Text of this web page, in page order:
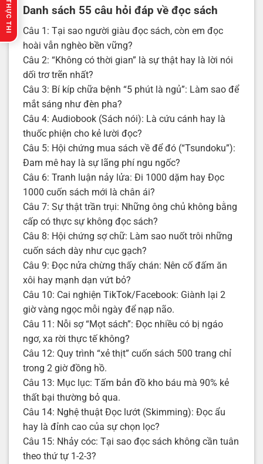
Danh sách 55 câu hỏi đáp về đọc sách
Câu 1: Tại sao người giàu đọc sách, còn em đọc
hoài vẫn nghèo bền vững?
Câu 2: “Không có thời gian” là sự thật hay là lời nói
dối trơ trẽn nhất?
Câu 3: Bí kíp chữa bệnh “5 phút là ngủ”: Làm sao để
mắt sáng như đèn pha?
Câu 4: Audiobook (Sách nói): Là cứu cánh hay là
thuốc phiện cho kẻ lười đọc?
Câu 5: Hội chứng mua sách về để đó (“Tsundoku”):
Đam mê hay là sự lãng phí ngu ngốc?
Câu 6: Tranh luận nảy lửa: Đi 1000 dặm hay Đọc
1000 cuốn sách mới là chân ái?
Câu 7: Sự thật trần trụi: Những ông chủ không bằng
cấp có thực sự không đọc sách?
Câu 8: Hội chứng sợ chữ: Làm sao nuốt trôi những
cuốn sách dày như cục gạch?
Câu 9: Đọc nửa chừng thấy chán: Nên cố đấm ăn
xôi hay mạnh dạn vứt bỏ?
Câu 10: Cai nghiện TikTok/Facebook: Giành lại 2
giờ vàng ngọc mỗi ngày để nạp não.
Câu 11: Nỗi sợ “Mọt sách”: Đọc nhiều có bị ngáo
ngơ, xa rời thực tế không?
Câu 12: Quy trình “xẻ thịt” cuốn sách 500 trang chỉ
trong 2 giờ đồng hồ.
Câu 13: Mục lục: Tấm bản đồ kho báu mà 90% kẻ
thất bại thường bỏ qua.
Câu 14: Nghệ thuật Đọc lướt (Skimming): Đọc ẩu
hay là đỉnh cao của sự chọn lọc?
Câu 15: Nhảy cóc: Tại sao đọc sách không cần tuân
theo thứ tự 1-2-3?